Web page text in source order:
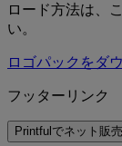
ロード方法は、
い。
ロゴパックをダ
フッターリンク
Printfulでネット販売